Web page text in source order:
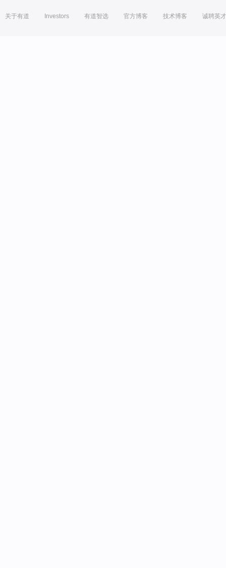
关于有道 Investors 有道智选 官方博客 技术博客 诚聘英才